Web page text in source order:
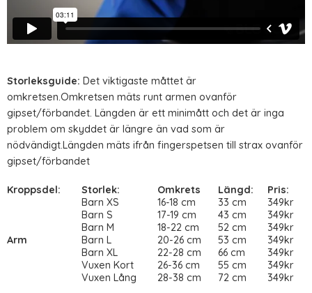
Storleksguide: Det viktigaste måttet är
omkretsen.Omkretsen mäts runt armen ovanför
gipset/förbandet. Längden är ett minimått och det är inga
problem om skyddet är längre än vad som är
nödvändigt.Längden mäts ifrån fingerspetsen till strax ovanför
gipset/förbandet
Kroppsdel: Storlek: Omkrets Längd: Pris:
Arm
Barn XS 16-18 cm 33 cm
349kr
Barn S
17-19 cm 43 cm
349kr
Barn M
18-22 cm 52 cm
349kr
Barn L
20-26 cm 53 cm
349kr
Barn XL
22-28 cm 66 cm
349kr
Vuxen Kort
26-36 cm 55 cm
349kr
Vuxen Lång
28-38 cm 72 cm 349kr